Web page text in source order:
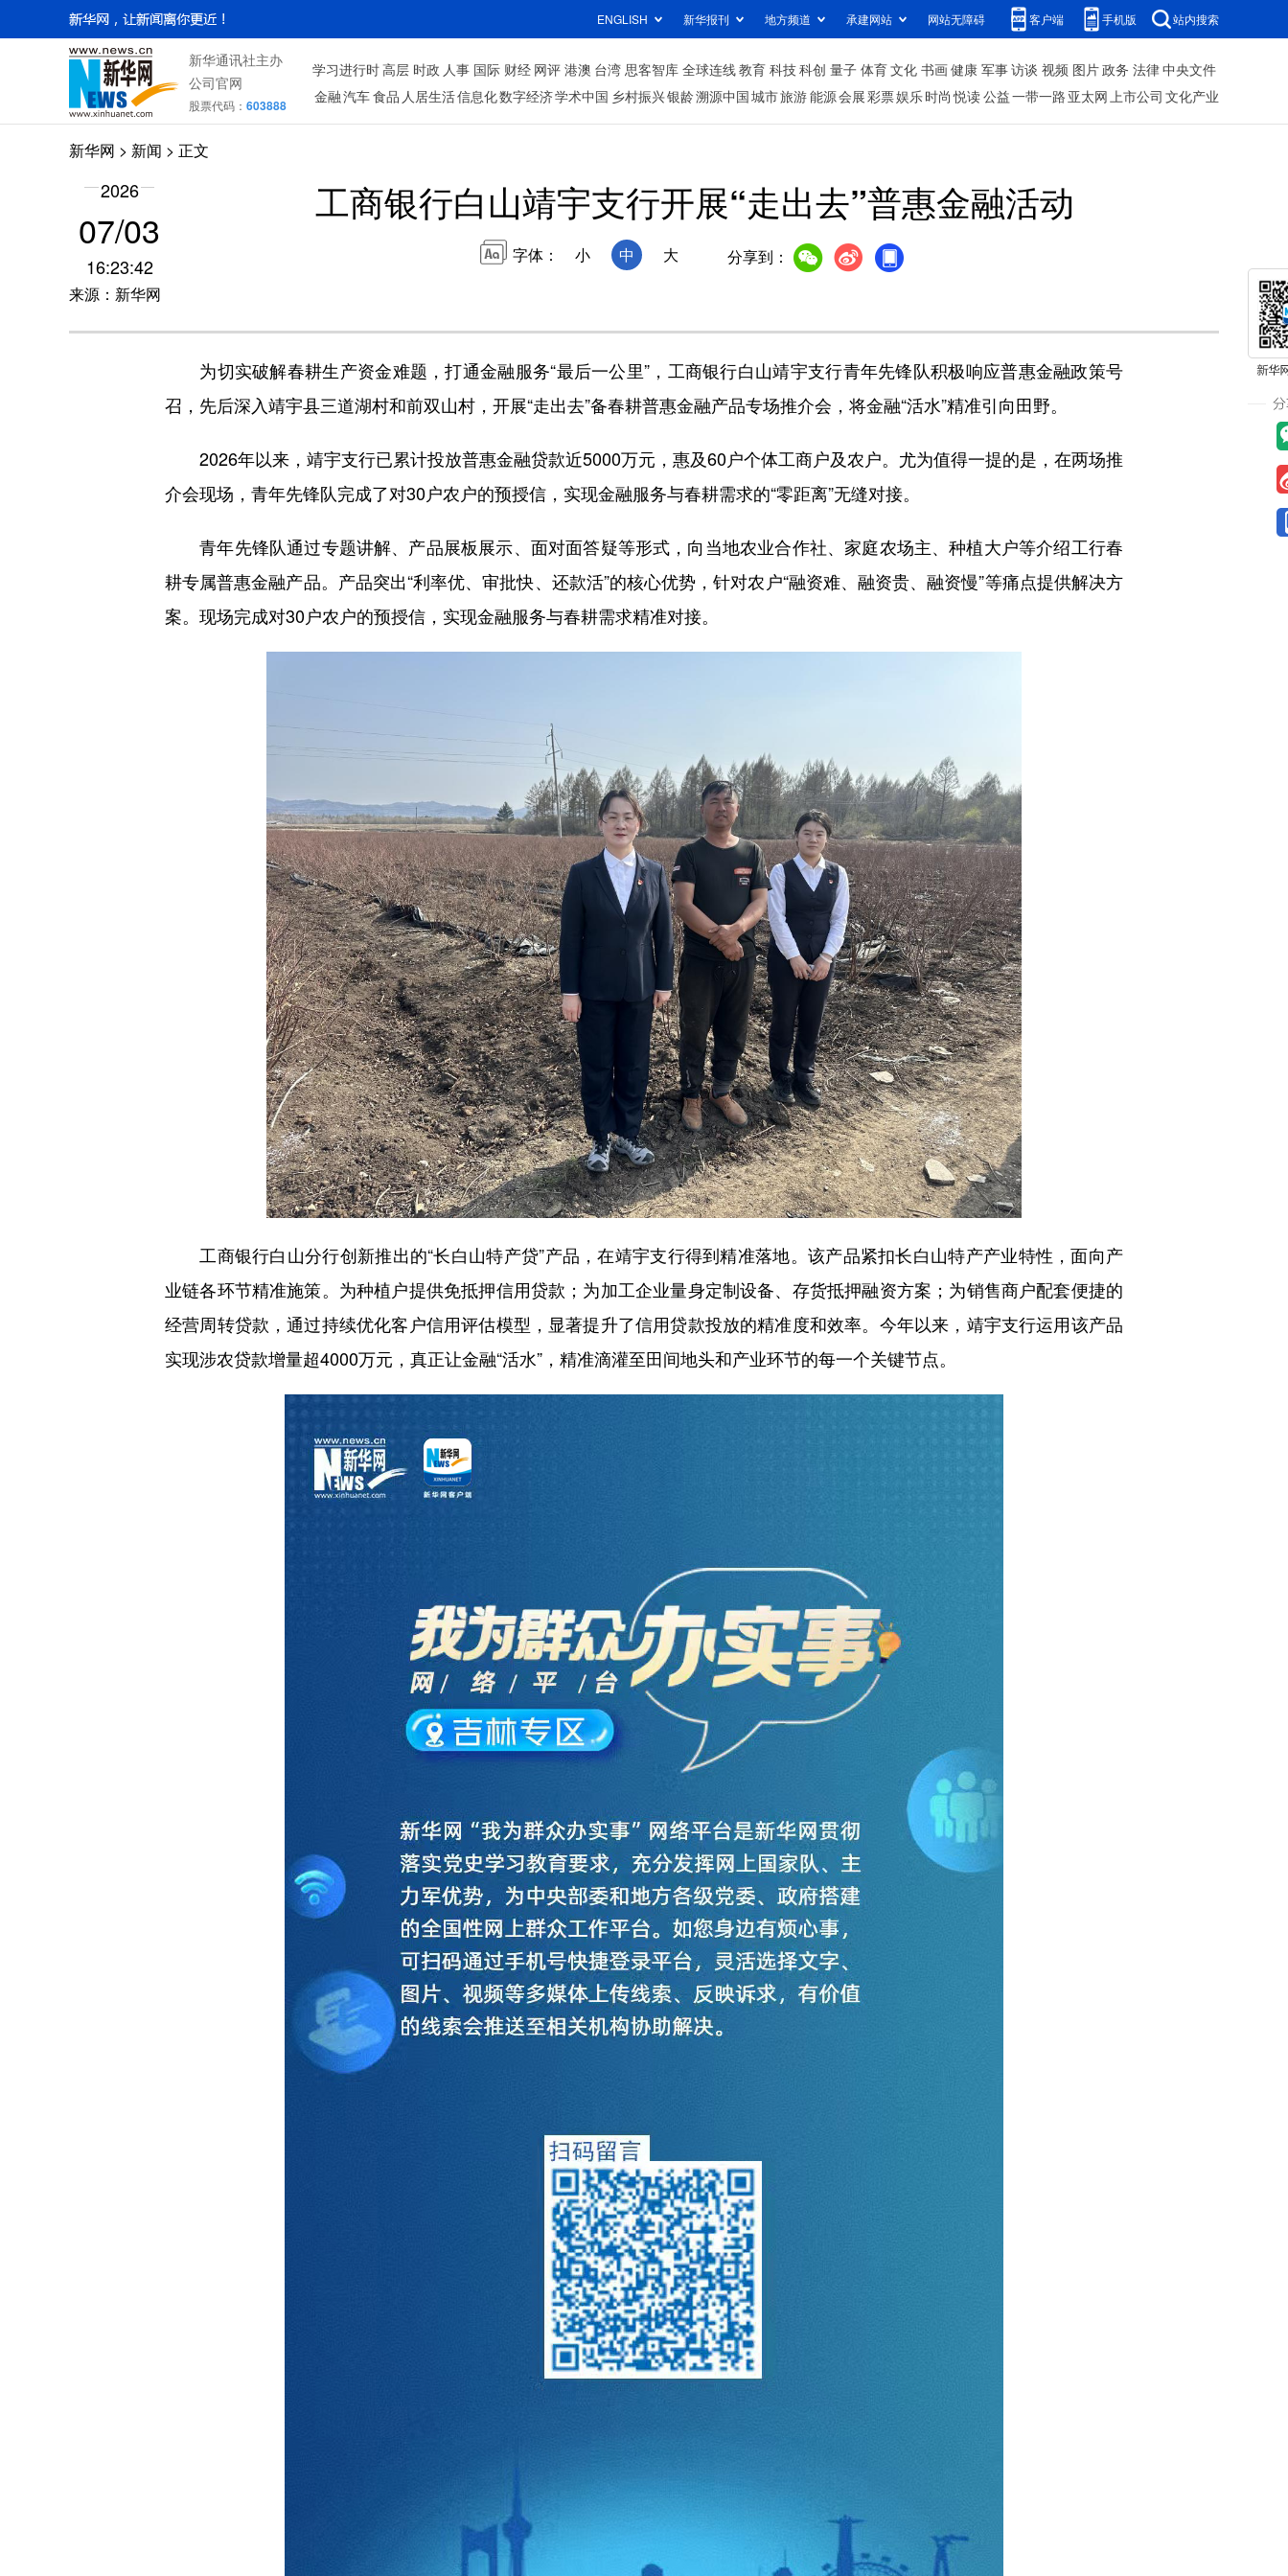
ENGLISH 新华报刊 地方频道 承建网站 网站无障碍 客户端 手机版 站内搜索
新华通讯社主办
公司官网
股票代码： 603888
学习进行时高层 时政 人事 国际 财经 网评 港澳 台湾 思客智库 全球连线教育 科技科创 量子 体育文化 书画健康 军事访谈 视频 图片政务 法律中央文件
金融汽车食品 人居生活信息化数字经济学术中国 乡村振兴银龄溯源中国城市旅游能源会展彩票娱乐时尚 悦读公益一带一路 亚太网上市公司 文化产业
新华网 > 新闻 > 正文
2026
07/03
16:23:42
来源：新华网
工商银行白山靖宇支行开展“走出去”普惠金融活动
字体： 小 中 大 分享到：
为切实破解春耕生产资金难题，打通金融服务“最后一公里”，工商银行白山靖宇支行青年先锋队积极响应普惠金融政策号
召，先后深入靖宇县三道湖村和前双山村，开展“走出去”备春耕普惠金融产品专场推介会，将金融“活水”精准引向田野。
2026年以来，靖宇支行已累计投放普惠金融贷款近5000万元，惠及60户个体工商户及农户。尤为值得一提的是，在两场推
介会现场，青年先锋队完成了对30户农户的预授信，实现金融服务与春耕需求的“零距离”无缝对接。
青年先锋队通过专题讲解、产品展板展示、面对面答疑等形式，向当地农业合作社、家庭农场主、种植大户等介绍工行春
耕专属普惠金融产品。产品突出“利率优、审批快、还款活”的核心优势，针对农户“融资难、融资贵、融资慢”等痛点提供解决方
案。现场完成对30户农户的预授信，实现金融服务与春耕需求精准对接。
工商银行白山分行创新推出的“长白山特产贷”产品，在靖宇支行得到精准落地。该产品紧扣长白山特产产业特性，面向产
业链各环节精准施策。为种植户提供免抵押信用贷款；为加工企业量身定制设备、存货抵押融资方案；为销售商户配套便捷的
经营周转贷款，通过持续优化客户信用评估模型，显著提升了信用贷款投放的精准度和效率。今年以来，靖宇支行运用该产品
实现涉农贷款增量超4000万元，真正让金融“活水”，精准滴灌至田间地头和产业环节的每一个关键节点。